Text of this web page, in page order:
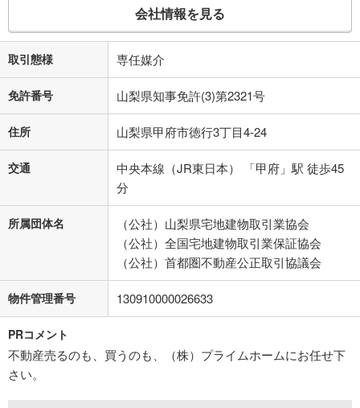
会社情報を見る
取引態様 専任媒介
免許番号 山梨県知事免許(3)第2321号
住所 山梨県甲府市徳行3丁目4-24
交通
中央本線（JR東日本） 「甲府」駅 徒歩45
分
所属団体名
（公社）山梨県宅地建物取引業協会
（公社）全国宅地建物取引業保証協会
（公社）首都圏不動産公正取引協議会
物件管理番号 130910000026633
PRコメント
不動産売るのも、買うのも、（株）プライムホームにお任せ下
さい。